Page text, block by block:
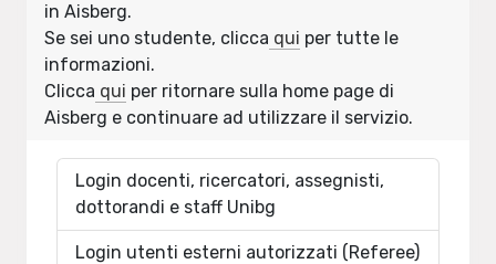
in Aisberg.
Se sei uno studente, clicca qui per tutte le
informazioni.
Clicca qui per ritornare sulla home page di
Aisberg e continuare ad utilizzare il servizio.
Login docenti, ricercatori, assegnisti,
dottorandi e staff Unibg
Login utenti esterni autorizzati (Referee)